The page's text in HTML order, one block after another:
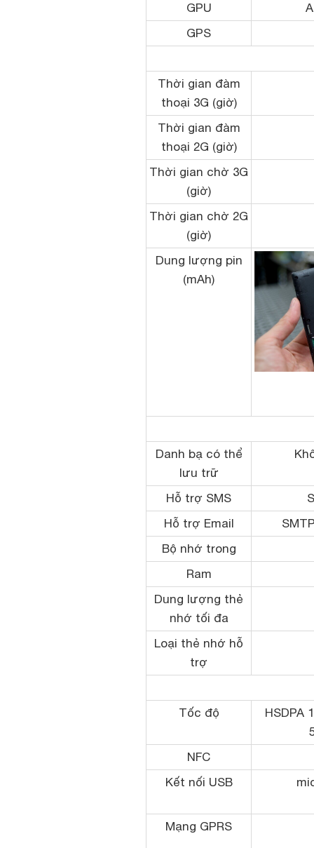
GPU
GPS
Thời gian đàm
thoại 3G (giờ)
Thời gian đàm
thoại 2G (giờ)
Thời gian chờ 3G
(giờ)
Thời gian chờ 2G
(giờ)
Dung lượng pin
(mAh)
Danh bạ có thể
lưu trữ
Hỗ trợ SMS
Hỗ trợ Email
Bộ nhớ trong
Ram
Dung lượng thẻ
nhớ tối đa
Loại thẻ nhớ hỗ
trợ
Tốc độ
HSDPA
NFC
Kết nối USB
Mạng GPRS